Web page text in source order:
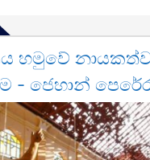
හමුවේ
- ජෙහාන්